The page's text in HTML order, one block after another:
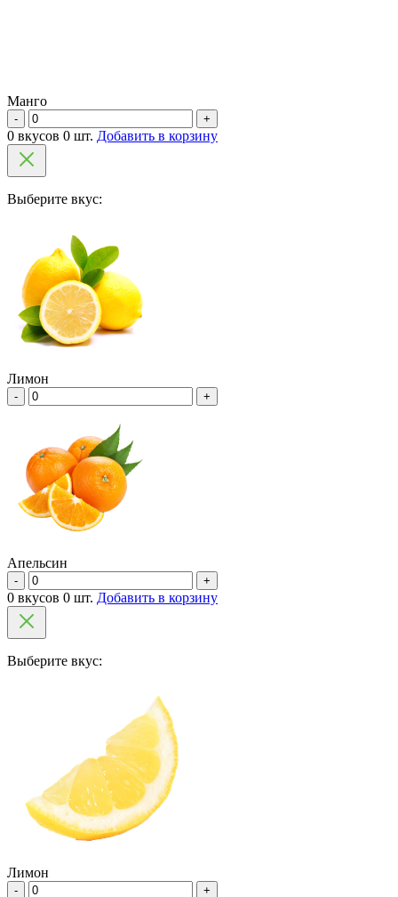
Манго
- +
0 вкусов 0 шт. Добавить в корзину
Выберите вкус:
Лимон
- +
Апельсин
- +
0 вкусов 0 шт. Добавить в корзину
Выберите вкус:
Лимон
- +